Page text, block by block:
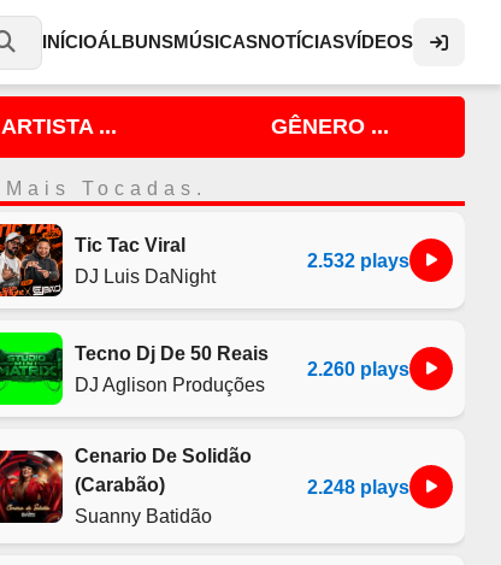
INÍCIOÁLBUNSMÚSICASNOTÍCIASVÍDEOS
ARTISTA ... GÊNERO ...
Mais Tocadas.
Tic Tac Viral
DJ Luis DaNight
2.532 plays
Tecno Dj De 50 Reais
DJ Aglison Produções
2.260 plays
Cenario De Solidão
(Carabão)
Suanny Batidão
2.248 plays